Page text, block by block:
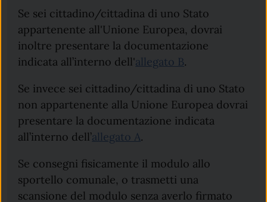
Se sei cittadino/cittadina di uno Stato
appartenente all'Unione Europea, dovrai
inoltre presentare la documentazione
indicata all’interno dell'allegato B.
Se invece sei cittadino/cittadina di uno Stato
non appartenente alla Unione Europea dovrai
presentare la documentazione indicata
all’interno dell’allegato A.
Se consegni fisicamente il modulo allo
sportello comunale, o trasmetti una
scansione del modulo senza averlo firmato